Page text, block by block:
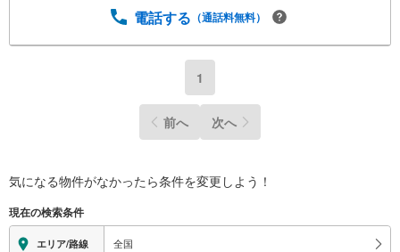
電話する （通話料無料）
1
前へ 次へ
気になる物件がなかったら条件を変更しよう！
現在の検索条件
エリア/路線 全国